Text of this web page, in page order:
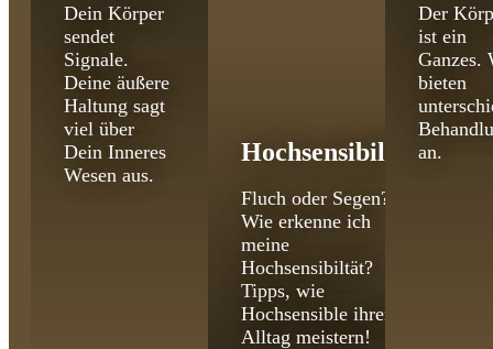
Dein Körper
sendet
Signale.
Deine äußere
Haltung sagt
viel über
Dein Inneres
Wesen aus.
Hochsensibilität
Fluch oder Segen?
Wie erkenne ich
meine
Hochsensibiltät?
Tipps, wie
Hochsensible ihren
Alltag meistern!
Der
ist ein
Ganzes.
bieten
an.